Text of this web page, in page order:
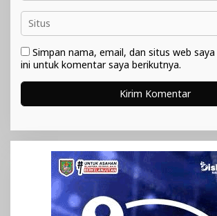
Simpan nama, email, dan situs web
ini untuk komentar saya berikutnya.